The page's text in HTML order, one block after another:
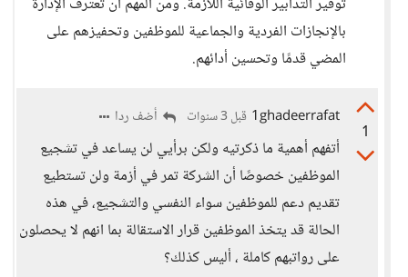
بالإنجازات الفردية والجماعية للموظفين وتحفيزهم على
المضي قدمًا وتحسين أدائهم.
1
1ghadeerrafat قبل 3 سنوات أضف ردا
أتفهم أهمية ما ذكرتيه ولكن برأيي لن يساعد في تشجيع
الموظفين خصوصًا أن الشركة تمر في أزمة ولن تستطيع
تقديم دعم للموظفين سواء النفسي والتشجيع، في هذه
الحالة قد يتخذ الموظفين قرار الاستقالة بما انهم لا يحصلون
على رواتبهم كاملة ، أليس كذلك؟